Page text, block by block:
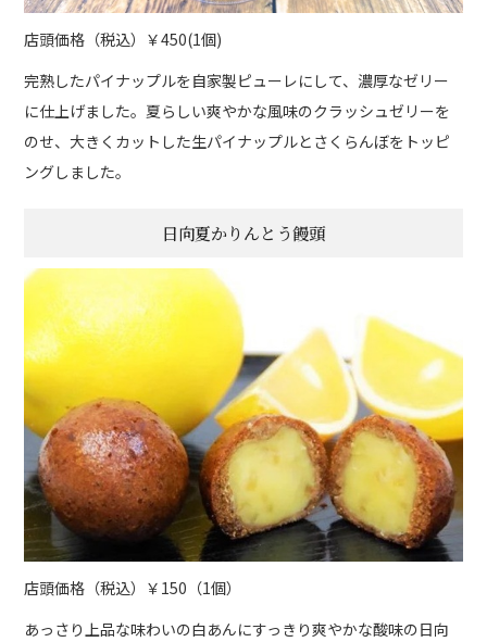
店頭価格（税込）￥450(1個)
完熟したパイナップルを自家製ピューレにして、濃厚なゼリー
に仕上げました。夏らしい爽やかな風味のクラッシュゼリーを
のせ、大きくカットした生パイナップルとさくらんぼをトッピ
ングしました。
日向夏かりんとう饅頭
店頭価格（税込）￥150（1個）
あっさり上品な味わいの白あんにすっきり爽やかな酸味の日向